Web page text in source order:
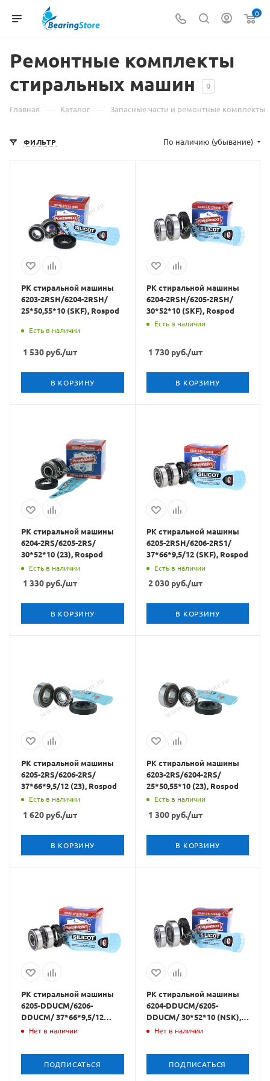
0
Ремонтные комплекты
стиральных машин
9
Главная — Каталог — Запасные части и ремонтные комплекты
ФИЛЬТР По наличию (убывание)
РК стиральной машины
6203-2RSH/6204-2RSH/
25*50,55*10 (SKF), Rospod
Есть в наличии
1 530 руб./шт
В КОРЗИНУ
РК стиральной машины
6204-2RSH/6205-2RSH/
30*52*10 (SKF), Rospod
Есть в наличии
1 730руб./шт
В КОРЗИНУ
РК стиральной машины
6204-2RS/6205-2RS/
30*52*10 (23), Rospod
Есть в наличии
1 330 руб./шт
В КОРЗИНУ
РК стиральной машины
6205-2RSH/6206-2RS1/
37*66*9,5/12 (SKF), Rospod
Есть в наличии
2 030руб./шт
В КОРЗИНУ
РК стиральной машины
6205-2RS/6206-2RS/
37*66*9,5/12 (23), Rospod
Есть в наличии
1 620 руб./шт
В КОРЗИНУ
РК стиральной машины
6203-2RS/6204-2RS/
25*50,55*10 (23), Rospod
Есть в наличии
1 300руб./шт
В КОРЗИНУ
РК стиральной машины
6205-DDUCM/6206-
DDUCM/ 37*66*9,5/12
(NSK), Rospod
Нет в наличии
ПОДПИСАТЬСЯ
РК стиральной машины
6204-DDUCM/6205-
DDUCM/ 30*52*10 (NSK),
Rospod
Нет в наличии
ПОДПИСАТЬСЯ